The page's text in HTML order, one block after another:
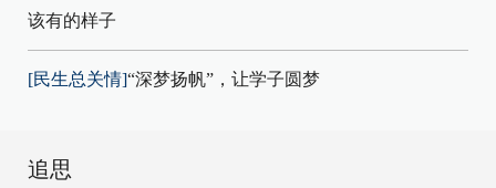
该有的样子
[民生总关情]“深梦扬帆”，让学子圆梦
追思